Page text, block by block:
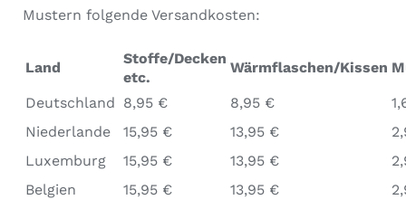
Mustern folgende Versandkosten:
Land
Stoffe/Decken
etc.
Wärmflaschen/Kissen
Deutschland 8,95 € 8,95 €
Niederlande
15,95 € 13,95 €
Luxemburg
15,95 € 13,95 €
Belgien
15,95 € 13,95 €